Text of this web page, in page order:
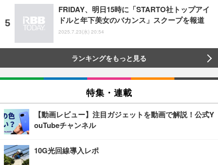
FRIDAY、明日15時に「STARTO社トップアイ
ドルと年下美女のバカンス」スクープを報道
2025.7.23(水) 20:54
ランキングをもっと見る
特集・連載
【動画レビュー】注目ガジェットを動画で解説！公式Y
ouTubeチャンネル
10G光回線導入レポ